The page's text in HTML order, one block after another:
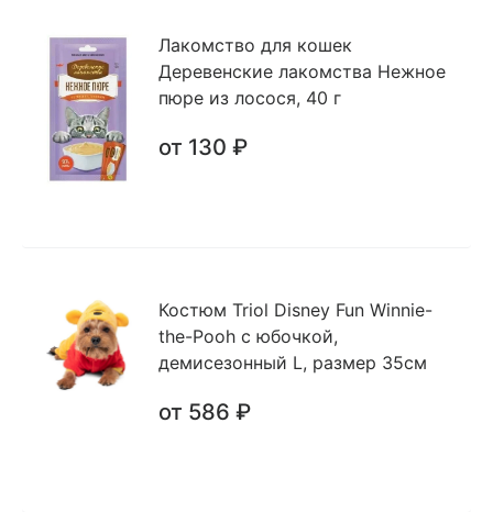
Лакомство для кошек
Деревенские лакомства Нежное
пюре из лосося, 40 г
от 130 ₽
Костюм Triol Disney Fun Winnie-
the-Pooh с юбочкой,
демисезонный L, размер 35см
от 586 ₽